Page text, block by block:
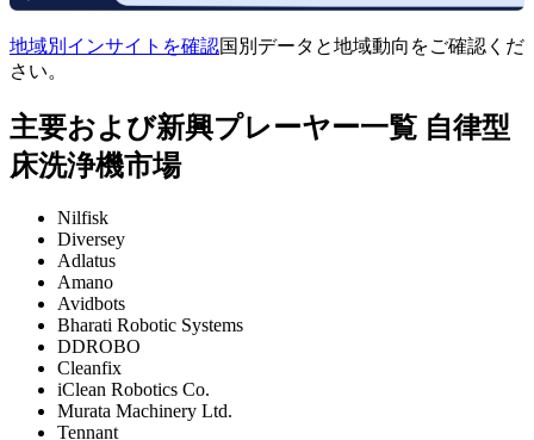
地域別インサイトを確認国別データと地域動向をご確認くだ
さい。
主要および新興プレーヤー一覧 自律型
床洗浄機市場
Nilfisk
Diversey
Adlatus
Amano
Avidbots
Bharati Robotic Systems
DDROBO
Cleanfix
iClean Robotics Co.
Murata Machinery Ltd.
Tennant